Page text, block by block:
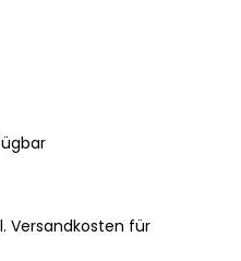
Versandkosten für